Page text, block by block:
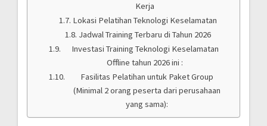
Kerja
Lokasi Pelatihan Teknologi Keselamatan
Jadwal Training Terbaru di Tahun 2026
Investasi Training Teknologi Keselamatan
Offline tahun 2026 ini :
Fasilitas Pelatihan untuk Paket Group
(Minimal 2 orang peserta dari perusahaan
yang sama):